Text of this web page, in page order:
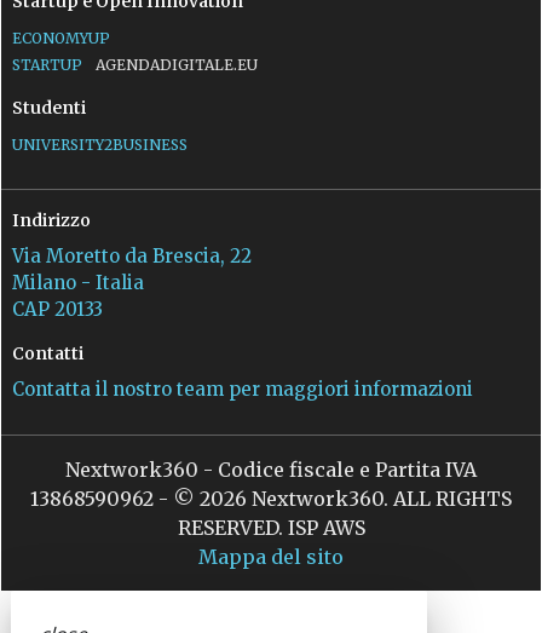
ECONOMYUP
STARTUP
AGENDADIGITALE.EU
Studenti
UNIVERSITY2BUSINESS
Indirizzo
Via Moretto da Brescia, 22
Milano - Italia
CAP 20133
Contatti
Contatta il nostro team per maggiori informazioni
Nextwork360 - Codice fiscale e Partita IVA
13868590962 - © 2026 Nextwork360. ALL RIGHTS
RESERVED. ISP AWS
Mappa del sito